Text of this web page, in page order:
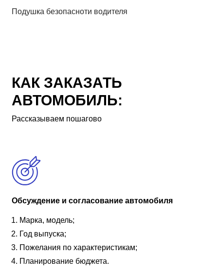
Подушка безопасноти водителя
КАК ЗАКАЗАТЬ
АВТОМОБИЛЬ:
Рассказываем пошагово
Обсуждение и согласование автомобиля
Марка, модель;
Год выпуска;
Пожелания по характеристикам;
Планирование бюджета.